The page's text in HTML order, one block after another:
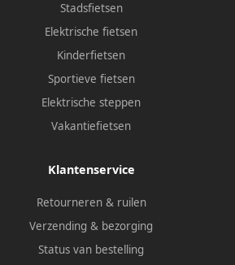
Stadsfietsen
Elektrische fietsen
Kinderfietsen
Sportieve fietsen
Elektrische steppen
Vakantiefietsen
Klantenservice
Retourneren & ruilen
Verzending & bezorging
Status van bestelling